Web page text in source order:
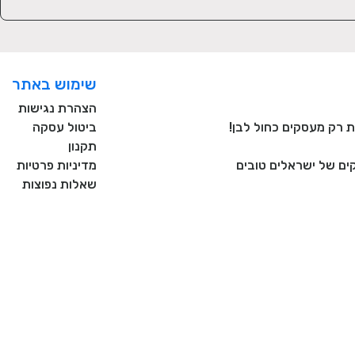
של ישראלים טובים
שימוש באתר
הצהרת נגישות
ביטול עסקה
תקנון
מדיניות פרטיות
שאלות נפוצות